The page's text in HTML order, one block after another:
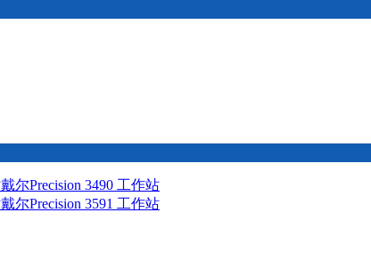
戴尔Precision 3490 工作站
戴尔Precision 3591 工作站